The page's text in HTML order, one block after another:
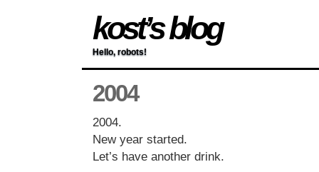
kost’s blog
Hello, robots!
2004
2004.
New year started.
Let’s have another drink.